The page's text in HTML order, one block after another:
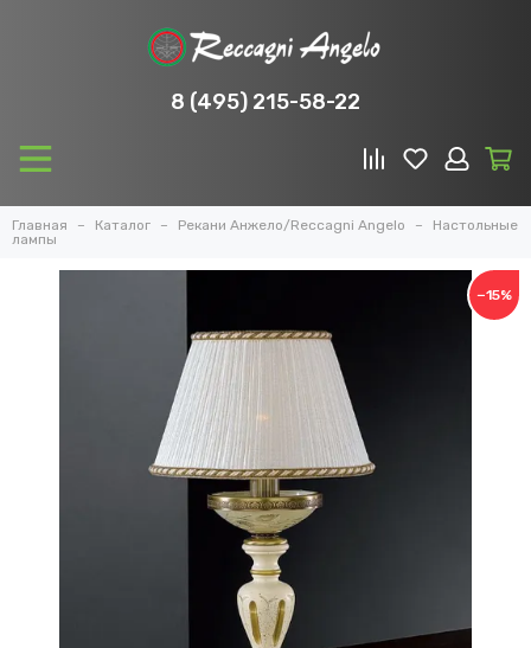
8 (495) 215-58-22
Главная Каталог Рекани Анжело/Reccagni Angelo
Настольные
лампы
−15%